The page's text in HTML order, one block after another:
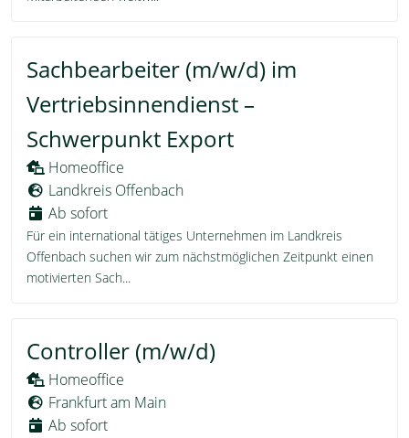
Sachbearbeiter (m/w/d) im
Vertriebsinnendienst –
Schwerpunkt Export
Homeoffice
Landkreis Offenbach
Ab sofort
Für ein international tätiges Unternehmen im Landkreis
Offenbach suchen wir zum nächstmöglichen Zeitpunkt einen
motivierten Sach...
Controller (m/w/d)
Homeoffice
Frankfurt am Main
Ab sofort